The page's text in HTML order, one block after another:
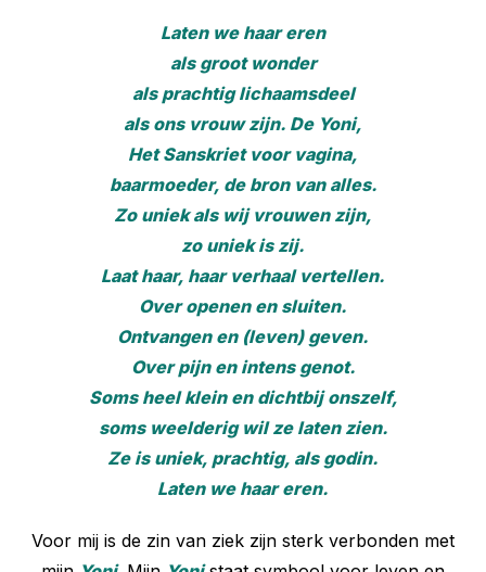
Laten we haar eren
als groot wonder
als prachtig lichaamsdeel
als ons vrouw zijn. De Yoni,
Het Sanskriet voor vagina,
baarmoeder, de bron van alles.
Zo uniek als wij vrouwen zijn,
zo uniek is zij.
Laat haar, haar verhaal vertellen.
Over openen en sluiten.
Ontvangen en (leven) geven.
Over pijn en intens genot.
Soms heel klein en dichtbij onszelf,
soms weelderig wil ze laten zien.
Ze is uniek, prachtig, als godin.
Laten we haar eren.
Voor mij is de zin van ziek zijn sterk verbonden met